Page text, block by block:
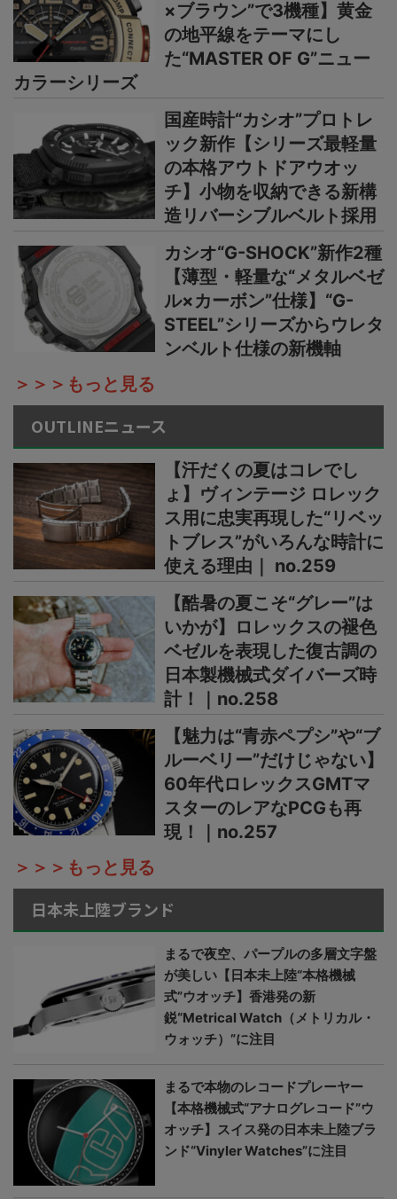
×ブラウン”で3機種】黄金
の地平線をテーマにし
た“MASTER OF G”ニュー
カラーシリーズ
国産時計“カシオ”プロトレ
ック新作【シリーズ最軽量
の本格アウトドアウオッ
チ】小物を収納できる新構
造リバーシブルベルト採用
カシオ“G-SHOCK”新作2種
【薄型・軽量な“メタルベゼ
ル×カーボン”仕様】“G-
STEEL”シリーズからウレタ
ンベルト仕様の新機軸
＞＞＞もっと見る
OUTLINEニュース
【汗だくの夏はコレでし
ょ】ヴィンテージ ロレック
ス用に忠実再現した“リベッ
トブレス”がいろんな時計に
使える理由｜ no.259
【酷暑の夏こそ“グレー”は
いかが】ロレックスの褪色
ベゼルを表現した復古調の
日本製機械式ダイバーズ時
計！｜no.258
【魅力は“青赤ペプシ”や“ブ
ルーベリー”だけじゃない】
60年代ロレックスGMTマ
スターのレアなPCGも再
現！｜no.257
＞＞＞もっと見る
日本未上陸ブランド
まるで夜空、パープルの多層文字盤
が美しい【日本未上陸“本格機械
式”ウオッチ】香港発の新
鋭“Metrical Watch（メトリカル・
ウォッチ）”に注目
まるで本物のレコードプレーヤー
【本格機械式“アナログレコード”ウ
オッチ】スイス発の日本未上陸ブラ
ンド“Vinyler Watches”に注目